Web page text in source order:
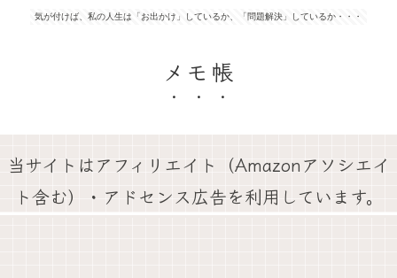
気が付けば、私の人生は「お出かけ」しているか、「問題解決」しているか・・・
メモ帳
当サイトはアフィリエイト（Amazonアソシエイ
ト含む）・アドセンス広告を利用しています。